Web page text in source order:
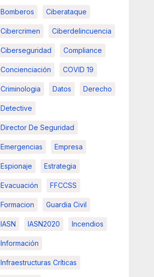
Bomberos Ciberataque
Cibercrimen Ciberdelincuencia
Ciberseguridad Compliance
Concienciación COVID 19
Criminologia Datos Derecho
Detective
Director De Seguridad
Emergencias Empresa
Espionaje Estrategia
Evacuación FFCCSS
Formacion Guardia Civil
IASN IASN2020 Incendios
Información
Infraestructuras Críticas